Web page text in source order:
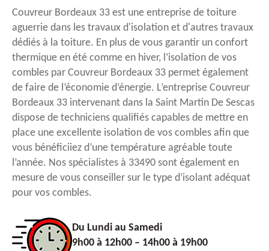
Couvreur Bordeaux 33 est une entreprise de toiture
aguerrie dans les travaux d'isolation et d'autres travaux
dédiés à la toiture. En plus de vous garantir un confort
thermique en été comme en hiver, l’isolation de vos
combles par Couvreur Bordeaux 33 permet également
de faire de l’économie d’énergie. L’entreprise Couvreur
Bordeaux 33 intervenant dans la Saint Martin De Sescas
dispose de techniciens qualifiés capables de mettre en
place une excellente isolation de vos combles afin que
vous bénéficiiez d’une température agréable toute
l’année. Nos spécialistes à 33490 sont également en
mesure de vous conseiller sur le type d’isolant adéquat
pour vos combles.
Du Lundi au Samedi
9h00 à 12h00 – 14h00 à 19h00